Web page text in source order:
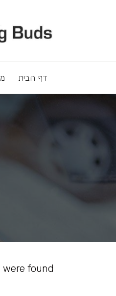
דף הבית
were found